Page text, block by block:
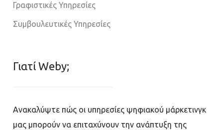
Γραφιστικές Υπηρεσίες
Συμβουλευτικές Υπηρεσίες
Γιατί Weby;
Ανακαλύψτε πώς οι υπηρεσίες ψηφιακού μάρκετινγκ
μας μπορούν να επιταχύνουν την ανάπτυξη της